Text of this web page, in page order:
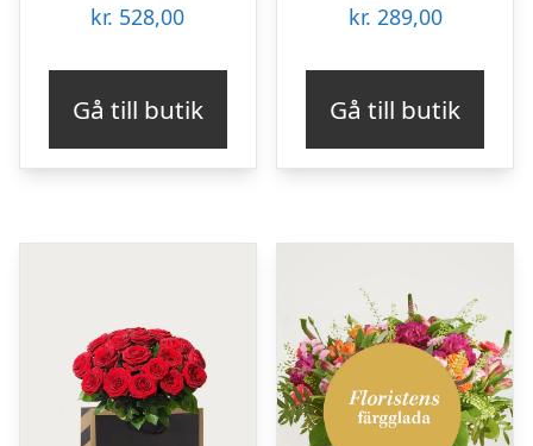
kr. 528,00
Gå till butik
kr. 289,00
Gå till butik